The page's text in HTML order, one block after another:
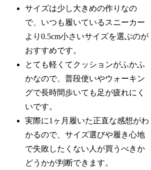
サイズは少し大きめの作りなの
で、いつも履いているスニーカー
より0.5cm小さいサイズを選ぶのが
おすすめです。
とても軽くてクッションがふかふ
かなので、普段使いやウォーキン
グで長時間歩いても足が疲れにく
いです。
実際に1ヶ月履いた正直な感想がわ
かるので、サイズ選びや履き心地
で失敗したくない人が買うべきか
どうかが判断できます。